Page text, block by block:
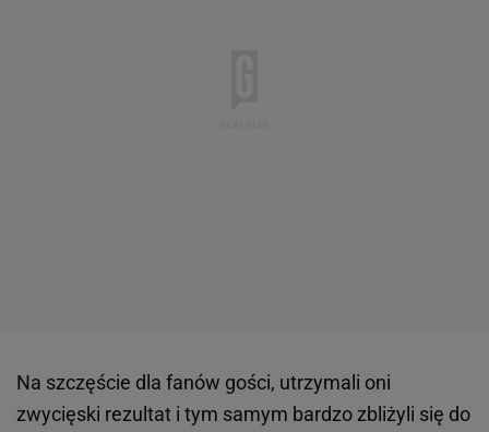
Na szczęście dla fanów gości, utrzymali oni
zwycięski rezultat i tym samym bardzo zbliżyli się do